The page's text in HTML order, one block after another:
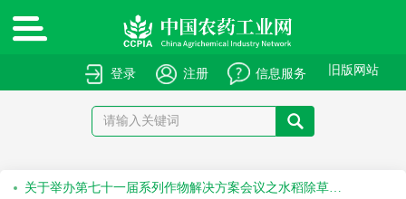
旧版网站
信息服务
注册
登录
绿色高质量农药产品报送指南
关于申报绿色高质量农药产品的通知
关于召开“第十届农药安全科学使用专题会”的通知
关于召开“2026斯里兰卡国际农化产品展览会”的通知
关于举办第七十一届系列作物解决方案会议之水稻除草剂科学安全使用培训会的通知